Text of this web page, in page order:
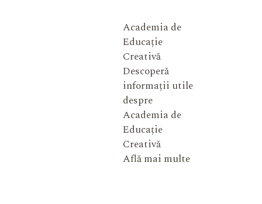
Academia de
Educație
Creativă
Descoperă
informații utile
despre
Academia de
Educație
Creativă
Află mai multe